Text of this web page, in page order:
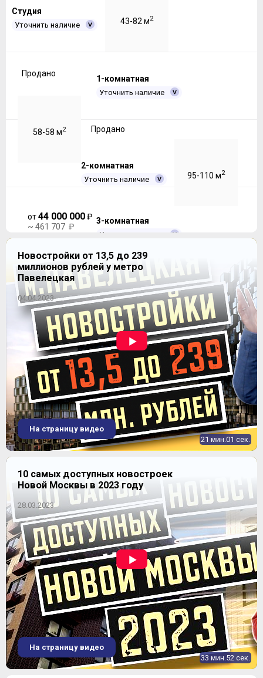
Студия
Уточнить наличие 43-82 м2
Продано
1-комнатная
Уточнить наличие
58-58 м2 Продано
2-комнатная
Уточнить наличие 95-110 м2
от44 000 000₽
~ 461 707 ₽
3-комнатная
Уточнить наличие
107-181 м2
от53 190 000
~ 543 750 ₽
динамика цен
4-комнатная
Уточнить наличие 210-210 м 2
Продано
ЖК "Aquatoria" (Акватория)
Новостройки от 13,5 до 239
миллионов рублей у метро
Павелецкая
04.04.2023
21 мин.01 сек.
На страницу видео
10 самых доступных новостроек
Новой Москвы в 2023 году
28.03.2023
33 мин.52 сек.
На страницу видео